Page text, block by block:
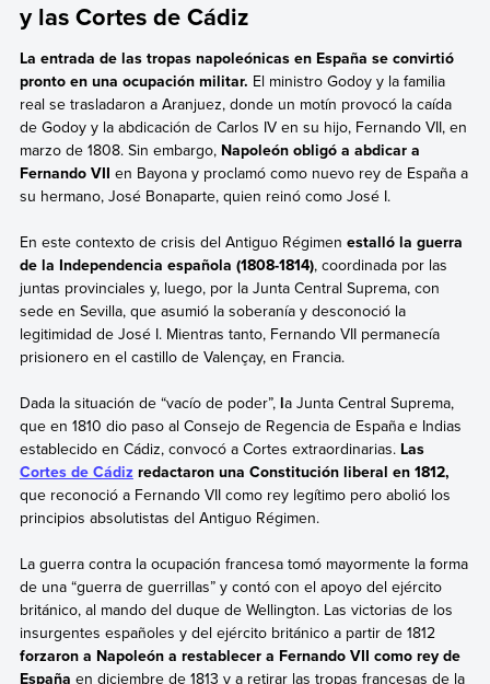
y las Cortes de Cádiz
La entrada de las tropas napoleónicas en España se convirtió
pronto en una ocupación militar. El ministro Godoy y la familia
real se trasladaron a Aranjuez, donde un motín provocó la caída
de Godoy y la abdicación de Carlos IV en su hijo, Fernando VII, en
marzo de 1808. Sin embargo, Napoleón obligó a abdicar a
Fernando VII en Bayona y proclamó como nuevo rey de España a
su hermano, José Bonaparte, quien reinó como José I.
En este contexto de crisis del Antiguo Régimen estalló la guerra
de la Independencia española (1808-1814), coordinada por las
juntas provinciales y, luego, por la Junta Central Suprema, con
sede en Sevilla, que asumió la soberanía y desconoció la
legitimidad de José I. Mientras tanto, Fernando VII permanecía
prisionero en el castillo de Valençay, en Francia.
Dada la situación de “vacío de poder”,la Junta Central Suprema,
que en 1810 dio paso al Consejo de Regencia de España e Indias
establecido en Cádiz, convocó a Cortes extraordinarias.Las
Cortes de Cádiz redactaron una Constitución liberal en 1812,
que reconoció a Fernando VII como rey legítimo pero abolió los
principios absolutistas del Antiguo Régimen.
La guerra contra la ocupación francesa tomó mayormente la forma
de una “guerra de guerrillas” y contó con el apoyo del ejército
británico, al mando del duque de Wellington. Las victorias de los
insurgentes españoles y del ejército británico a partir de 1812
forzaron a Napoleón a restablecer a Fernando VII como rey de
España en diciembre de 1813 y a retirar las tropas francesas de la